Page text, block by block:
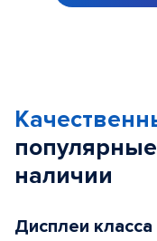
популярные
наличии
Дисплеи